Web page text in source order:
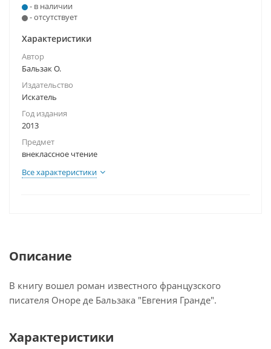
- в наличии
- отсутствует
Характеристики
Автор
Бальзак О.
Издательство
Искатель
Год издания
2013
Предмет
внеклассное чтение
Все характеристики
Описание
В книгу вошел роман известного французского
писателя Оноре де Бальзака "Евгения Гранде".
Характеристики